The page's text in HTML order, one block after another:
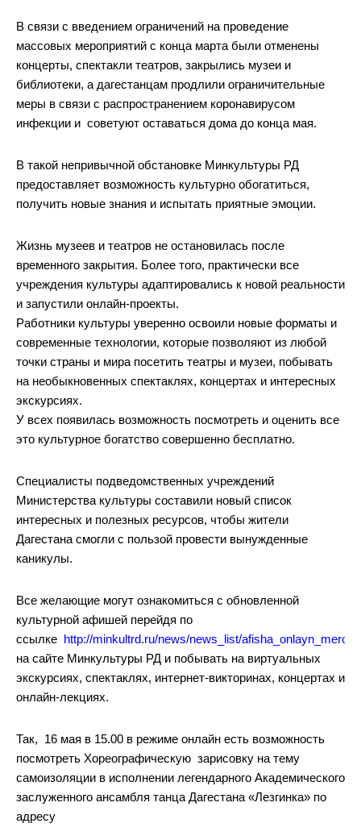
В связи с введением ограничений на проведение
массовых мероприятий с конца марта были отменены
концерты, спектакли театров, закрылись музеи и
библиотеки, а дагестанцам продлили ограничительные
меры в связи с распространением коронавирусом
инфекции и советуют оставаться дома до конца мая.
В такой непривычной обстановке Минкультуры РД
предоставляет возможность культурно обогатиться,
получить новые знания и испытать приятные эмоции.
Жизнь музеев и театров не остановилась после
временного закрытия. Более того, практически все
учреждения культуры адаптировались к новой реальности
и запустили онлайн-проекты.
Работники культуры уверенно освоили новые форматы и
современные технологии, которые позволяют из любой
точки страны и мира посетить театры и музеи, побывать
на необыкновенных спектаклях, концертах и интересных
экскурсиях.
У всех появилась возможность посмотреть и оценить все
это культурное богатство совершенно бесплатно.
Специалисты подведомственных учреждений
Министерства культуры составили новый список
интересных и полезных ресурсов, чтобы жители
Дагестана смогли с пользой провести вынужденные
каникулы.
Все желающие могут ознакомиться с обновленной
культурной афишей перейдя по
ссылке http://minkultrd.ru/news/news_list/
на сайте Минкультуры РД и побывать на виртуальных
экскурсиях, спектаклях, интернет-викторинах, концертах и
онлайн-лекциях.
Так, 16 мая в 15.00 в режиме онлайн есть возможность
посмотреть Хореографическую зарисовку на тему
самоизоляции в исполнении легендарного Академического
заслуженного ансамбля танца Дагестана «Лезгинка» по
адресу